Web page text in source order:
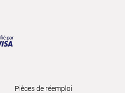
Pièces de réemploi